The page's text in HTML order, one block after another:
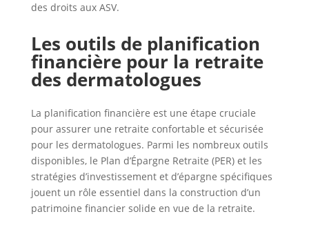
des droits aux ASV.
Les outils de planification
financière pour la retraite
des dermatologues
La planification financière est une étape cruciale
pour assurer une retraite confortable et sécurisée
pour les dermatologues. Parmi les nombreux outils
disponibles, le Plan d’Épargne Retraite (PER) et les
stratégies d’investissement et d’épargne spécifiques
jouent un rôle essentiel dans la construction d’un
patrimoine financier solide en vue de la retraite.